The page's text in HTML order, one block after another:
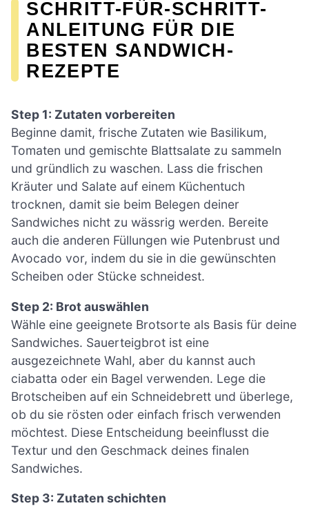
SCHRITT-FÜR-SCHRITT-
ANLEITUNG FÜR DIE
BESTEN SANDWICH-
REZEPTE
Step 1: Zutaten vorbereiten
Beginne damit, frische Zutaten wie Basilikum,
Tomaten und gemischte Blattsalate zu sammeln
und gründlich zu waschen. Lass die frischen
Kräuter und Salate auf einem Küchentuch
trocknen, damit sie beim Belegen deiner
Sandwiches nicht zu wässrig werden. Bereite
auch die anderen Füllungen wie Putenbrust und
Avocado vor, indem du sie in die gewünschten
Scheiben oder Stücke schneidest.
Step 2: Brot auswählen
Wähle eine geeignete Brotsorte als Basis für deine
Sandwiches. Sauerteigbrot ist eine
ausgezeichnete Wahl, aber du kannst auch
ciabatta oder ein Bagel verwenden. Lege die
Brotscheiben auf ein Schneidebrett und überlege,
ob du sie rösten oder einfach frisch verwenden
möchtest. Diese Entscheidung beeinflusst die
Textur und den Geschmack deines finalen
Sandwiches.
Step 3: Zutaten schichten